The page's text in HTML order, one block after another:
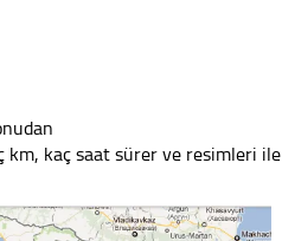
km, kaç saat sürer ve resimleri ile